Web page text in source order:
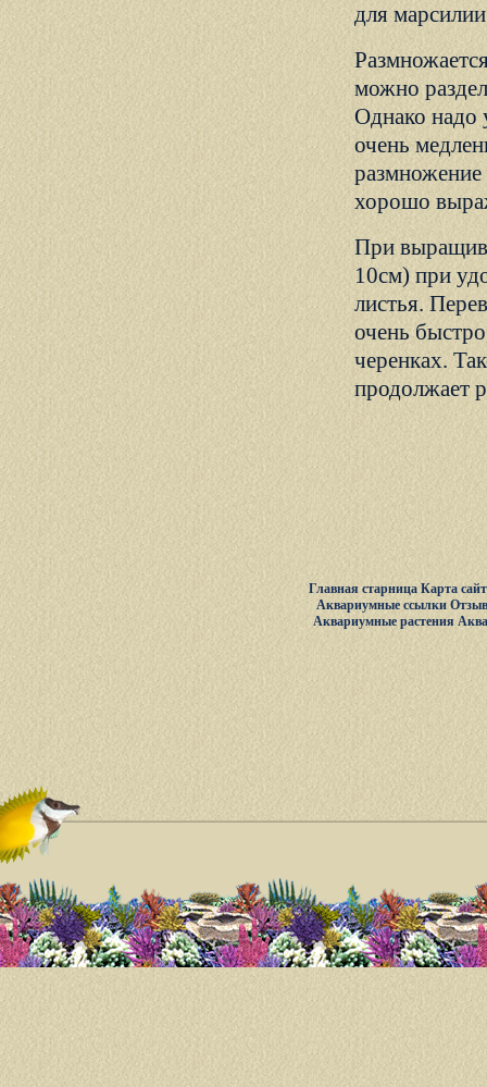
для
можно
Однако надо
очень
хорошо
При
10см) при
листья.
очень
черенках.
продолжает
Главная старница Карта
Аквариумные ссылки
Аквариумные растения